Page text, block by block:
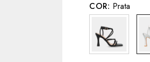
COR: Prata